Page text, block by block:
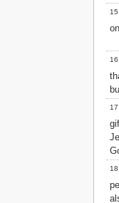
15
16
17
18